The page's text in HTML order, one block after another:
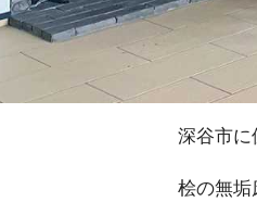
深谷市に
桧の無垢